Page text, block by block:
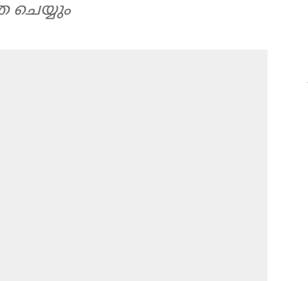
ചെയ്യും